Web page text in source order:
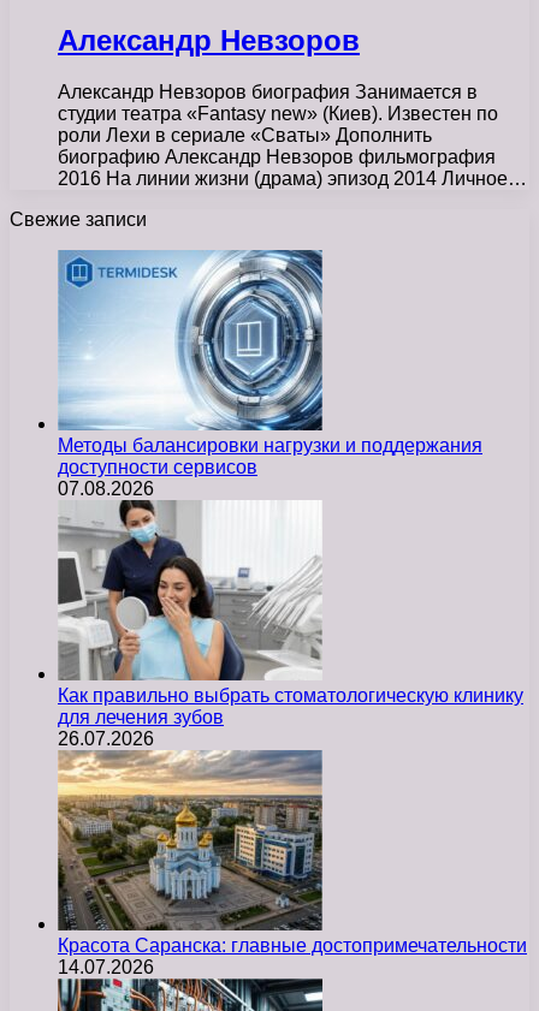
Александр Невзоров
Александр Невзоров биография Занимается в
студии театра «Fantasy new» (Киев). Известен по
роли Лехи в сериале «Сваты» Дополнить
биографию Александр Невзоров фильмография
2016 На линии жизни (драма) эпизод 2014 Личное…
Свежие записи
Методы балансировки нагрузки и поддержания
доступности сервисов
07.08.2026
Как правильно выбрать стоматологическую клинику
для лечения зубов
26.07.2026
Красота Саранска: главные достопримечательности
14.07.2026